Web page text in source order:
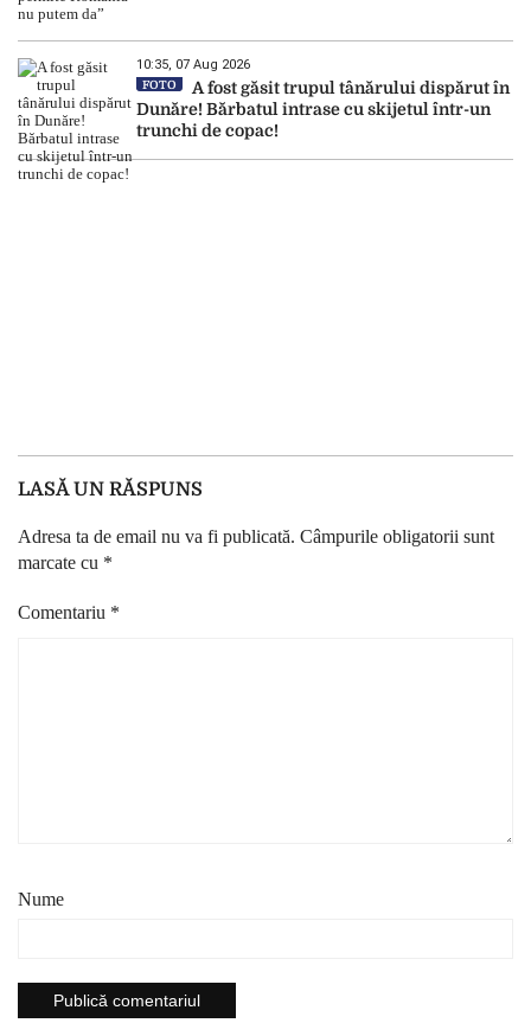
10:35, 07 Aug 2026
FOTO
A fost găsit trupul tânărului dispărut în
Dunăre! Bărbatul intrase cu skijetul într-un
trunchi de copac!
LASĂ UN RĂSPUNS
Adresa ta de email nu va fi publicată. Câmpurile obligatorii sunt
marcate cu *
Comentariu *
Nume